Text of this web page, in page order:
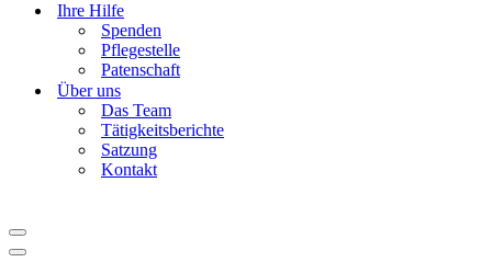
Ihre Hilfe
Spenden
Pflegestelle
Patenschaft
Über uns
Das Team
Tätigkeitsberichte
Satzung
Kontakt
Navigationsmenü